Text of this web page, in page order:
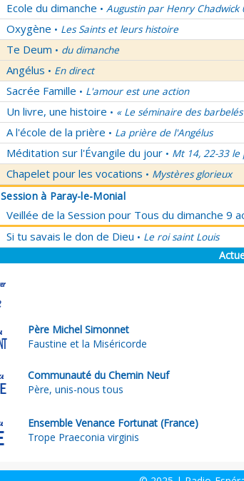
Ecole du dimanche • Augustin par Henry Chadwick
Oxygène • Les Saints et leurs histoire
Te Deum • du dimanche
Angélus • En direct
Sacrée Famille • L'amour est une action
Un livre, une histoire • « Le séminaire des
A l'école de la prière • La prière de l'Angélus
Méditation sur l'Évangile du jour • Mt 14, 22-33 le
Chapelet pour les vocations • Mystères glorieux
Session à Paray-le-Monial
Veillée de la Session pour Tous du dimanche 9
Si tu savais le don de Dieu • Le roi saint Louis
Père Michel Simonnet
Faustine et la Miséricorde
Communauté du Chemin Neuf
Père, unis-nous tous
Ensemble Venance Fortunat (France)
Trope Praeconia virginis